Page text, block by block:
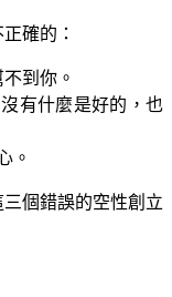
確的：
到你。
有什麼是好的，也
。
個錯誤的空性創立